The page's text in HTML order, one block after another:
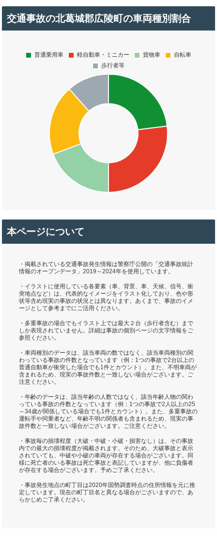
交通事故の北葛城郡広陵町の車両種別割合
本ページについて
・掲載されている交通事故発生情報は警察庁公開の「交通事故統計
情報のオープンデータ」2019～2024年を使用しています。
・イラストに使用している各要素（車、背景、車、天候、信号、衝
突地点など）は、代表的なイメージをイラスト化しており、色や形
状等含め現実の事故の状況とは異なります。あくまで、事故のイメ
ージとして参考までにご活用ください。
・多重事故の場合でもイラスト上では最大２台（歩行者含む）まで
しか表現されていません。詳細は事故の個別ページの文字情報をご
参照ください。
・車両種別のデータは、該当車両の数ではなく、該当車両種別の関
わっている事故の件数となっています（例：1つの事故で2台以上の
普通自動車が衝突した場合でも1件とカウント）。また、不明車両が
含まれるため、現実の事故件数と一致しない場合がございます。ご
注意ください。
・年齢のデータは、該当年齢の人数ではなく、該当年齢人物の関わ
っている事故の件数となっています（例：1つの事故で2人以上の25
～34歳が関係している場合でも1件とカウント）。また、多重事故の
運転手や同乗者など、年齢不明の関係者も含まれるため、現実の事
故件数と一致しない場合がございます。ご注意ください。
・事故毎の損壊程度（大破・中破・小破・損害なし）は、その事故
内での最大の損壊程度が掲載されます。そのため、大破事故と表示
されていても、中破や小破の車両が存在する場合がございます。同
様に死亡者のいる事故は死亡事故と表記していますが、他に負傷者
が存在する場合がございます。予めご了承ください。
・事故発生地点の町丁目は2020年国勢調査時点の住所情報を元に推
定しています。現在の町丁目名と異なる場合がございますので、あ
らかじめご了承ください。